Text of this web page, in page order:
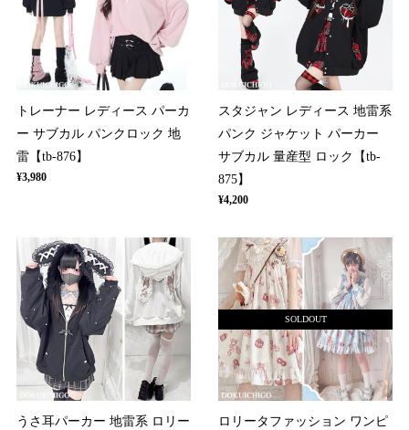
トレーナー レディース パーカ
ー サブカル パンクロック 地
雷【tb-876】
¥3,980
スタジャン レディース 地雷系
パンク ジャケット パーカー
サブカル 量産型 ロック【tb-
875】
¥4,200
うさ耳パーカー 地雷系 ロリー
SOLDOUT
ロリータファッション ワンピ